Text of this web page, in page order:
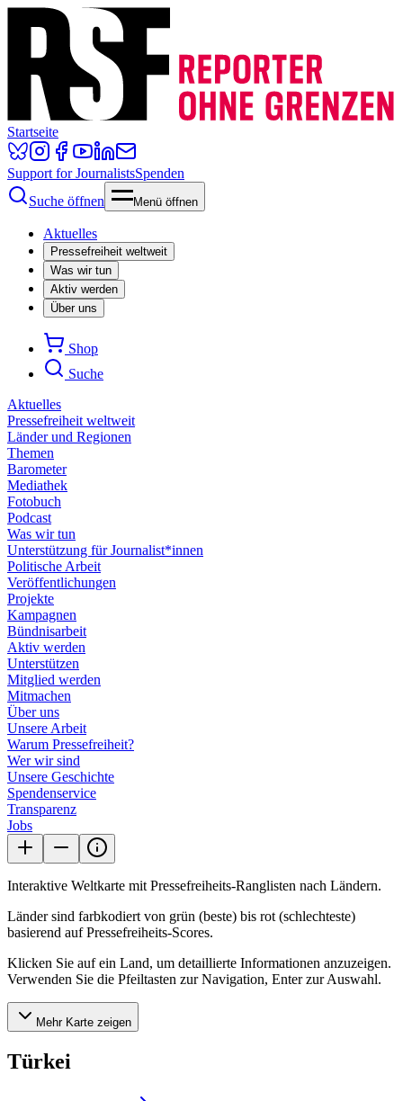
Startseite
Support for JournalistsSpenden
Suche öffnen
Menü öffnen
Aktuelles
Pressefreiheit weltweit
Was wir tun
Aktiv werden
Über uns
Shop
Suche
Aktuelles
Pressefreiheit weltweit
Länder und Regionen
Themen
Barometer
Mediathek
Fotobuch
Podcast
Was wir tun
Unterstützung für Journalist*innen
Politische Arbeit
Veröffentlichungen
Projekte
Kampagnen
Bündnisarbeit
Aktiv werden
Unterstützen
Mitglied werden
Mitmachen
Über uns
Unsere Arbeit
Warum Pressefreiheit?
Wer wir sind
Unsere Geschichte
Spendenservice
Transparenz
Jobs
Interaktive Weltkarte mit Pressefreiheits-Ranglisten nach Ländern.
Länder sind farbkodiert von grün (beste) bis rot (schlechteste)
basierend auf Pressefreiheits-Scores.
Klicken Sie auf ein Land, um detaillierte Informationen anzuzeigen.
Verwenden Sie die Pfeiltasten zur Navigation, Enter zur Auswahl.
Mehr Karte zeigen
Türkei